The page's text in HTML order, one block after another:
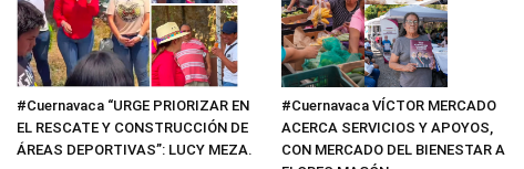
#Cuernavaca “URGE PRIORIZAR EN
EL RESCATE Y CONSTRUCCIÓN DE
ÁREAS DEPORTIVAS”: LUCY MEZA.
#Cuernavaca VÍCTOR MERCADO
ACERCA SERVICIOS Y APOYOS,
CON MERCADO DEL BIENESTAR A